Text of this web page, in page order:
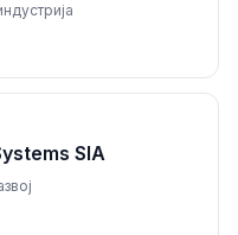
SIA